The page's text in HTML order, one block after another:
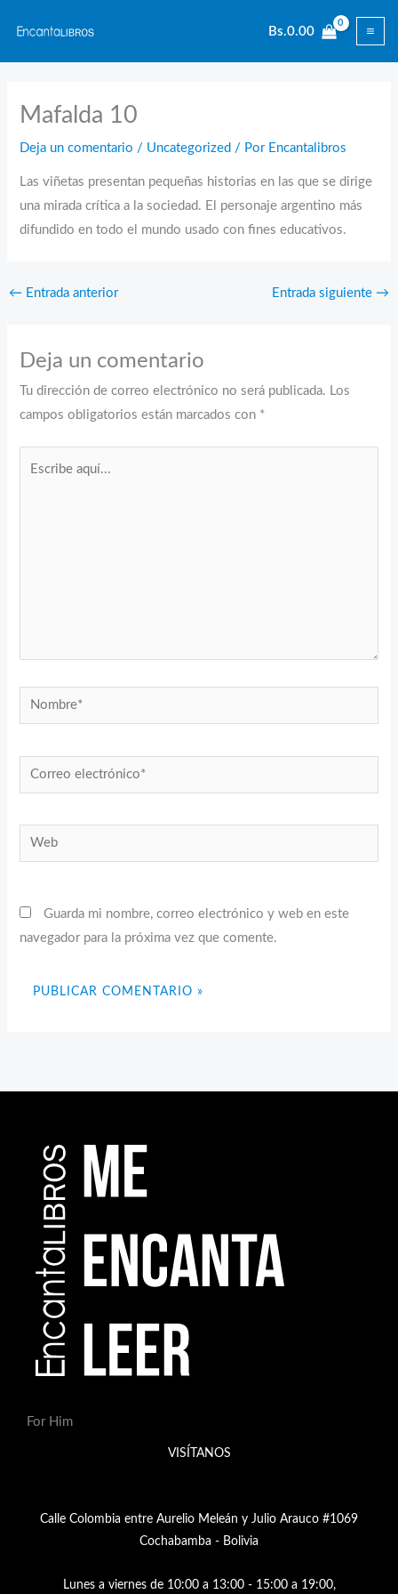
contenido
Bs.0.00
Mafalda 10
Deja un comentario / Uncategorized / Por Encantalibros
Las viñetas presentan pequeñas historias en las que se dirige
una mirada crítica a la sociedad. El personaje argentino más
difundido en todo el mundo usado con fines educativos.
← Entrada anterior Entrada siguiente →
Deja un comentario
Tu dirección de correo electrónico no será publicada. Los
campos obligatorios están marcados con *
Nombre*
Correo
electrónico*
Web
Guarda mi nombre, correo electrónico y web en este
navegador para la próxima vez que comente.
For Him
VISÍTANOS
Calle Colombia entre Aurelio Meleán y Julio Arauco #1069
Cochabamba - Bolivia
Lunes a viernes de 10:00 a 13:00 - 15:00 a 19:00,